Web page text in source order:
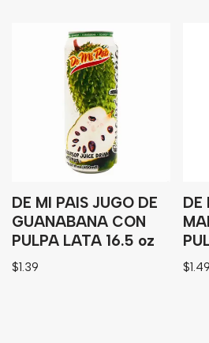
DE MI PAIS JUGO DE
GUANABANA CON
PULPA LATA 16.5 oz
$1.39
DE
$1.49